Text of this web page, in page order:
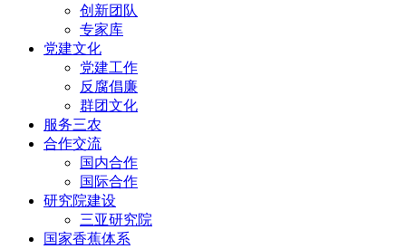
创新团队
专家库
党建文化
党建工作
反腐倡廉
群团文化
服务三农
合作交流
国内合作
国际合作
研究院建设
三亚研究院
国家香蕉体系